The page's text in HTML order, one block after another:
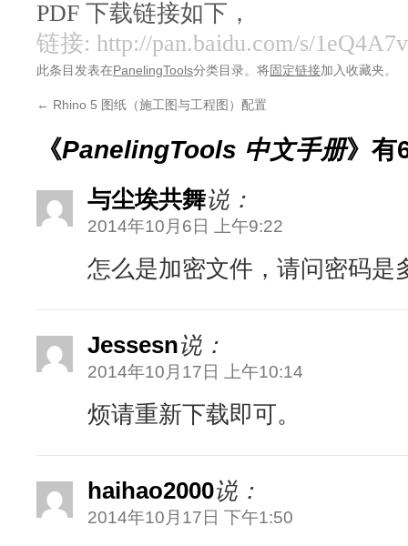
PDF 下载链接如下，
链接: http://pan.baidu.com/s/
此条目发表在PanelingTools分类目录。将固定链接加入收藏夹。
← Rhino 5 图纸（施工图与工程图）配置
《PanelingTools 中文手册》有
与尘埃共舞说：
2014年10月6日 上午9:22
怎么是加密文件，请问密码是
Jessesn说：
2014年10月17日 上午10:14
烦请重新下载即可。
haihao2000说：
2014年10月17日 下午1:50